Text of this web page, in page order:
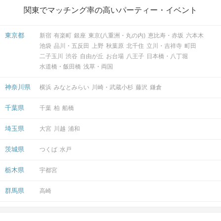
関東でマッチング率の高いパーティー・イベント
東京都 新宿 有楽町 銀座 東京(八重洲・丸の内) 恵比寿・赤坂 六本木
池袋 品川・五反田 上野 秋葉原 北千住 立川・吉祥寺 町田
二子玉川
渋谷 自由が丘 お台場 八王子 日本橋・八丁堀
水道橋・飯田橋 浅草・両国
神奈川県 横浜 みなとみらい 川崎・武蔵小杉 藤沢 鎌倉
千葉県 千葉 柏 船橋
埼玉県 大宮 川越 浦和
茨城県 つくば 水戸
栃木県 宇都宮
群馬県 高崎